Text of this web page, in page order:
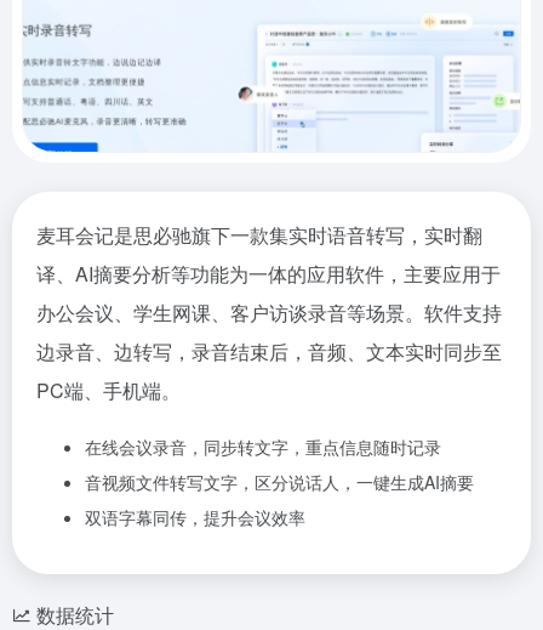
麦耳会记是思必驰旗下一款集实时语音转写，实时翻
译、AI摘要分析等功能为一体的应用软件，主要应用于
办公会议、学生网课、客户访谈录音等场景。软件支持
边录音、边转写，录音结束后，音频、文本实时同步至
PC端、手机端。
在线会议录音，同步转文字，重点信息随时记录
音视频文件转写文字，区分说话人，一键生成AI摘要
双语字幕同传，提升会议效率
数据统计